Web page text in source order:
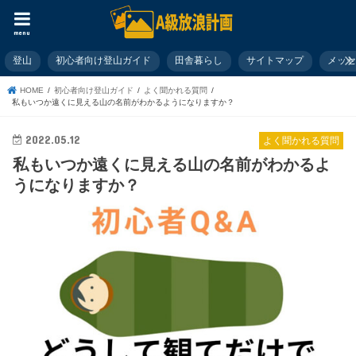
menu
登山 初心者向け登山ガイド 田舎暮らし サイトマップ メッ
HOME 初心者向け登山ガイド
よく聞かれる質問
私もいつか遠くに見える山の名前がわかるようになりますか？
よく聞かれる質問
2022.05.12
私もいつか遠くに見える山の名前がわかるよ
うになりますか？